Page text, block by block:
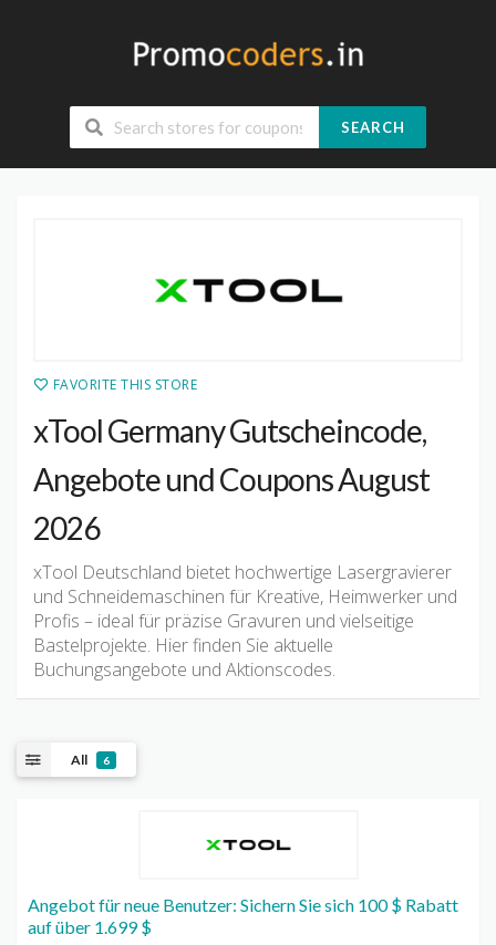
SEARCH
FAVORITE THIS STORE
xTool Germany Gutscheincode,
Angebote und Coupons August
2026
xTool Deutschland bietet hochwertige Lasergravierer
und Schneidemaschinen für Kreative, Heimwerker und
Profis – ideal für präzise Gravuren und vielseitige
Bastelprojekte. Hier finden Sie aktuelle
Buchungsangebote und Aktionscodes.
All 6
Angebot für neue Benutzer: Sichern Sie sich 100 $ Rabatt
auf über 1.699 $